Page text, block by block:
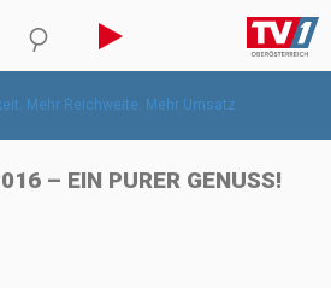
– EIN PURER GENUSS!